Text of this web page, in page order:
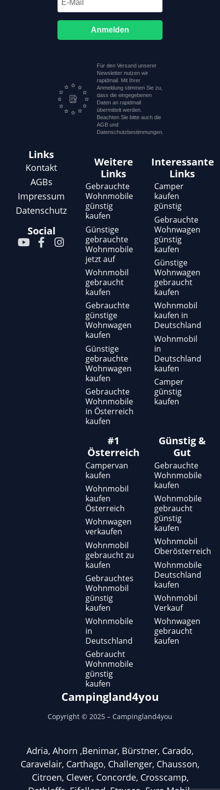
Anmelden
Für den Versand unserer
Newsletter nutzen wir
rapidmail. Mit Ihrer
Anmeldung stimmen Sie zu,
dass die eingegebenen
Daten an rapidmail
übermittelt werden.
Beachten Sie bitte auch die
AGB und
Datenschutzbestimmungen.
Links
Kontakt
AGBs
Impressum
Datenschutz
Social
Y F
a
I
Weitere
Links
Gebrauchte
Wohnmobile
günstig
kaufen
Günstige
gebrauchte
Wohnmobile
jetzt auf
Wohnmobil
gebraucht
kaufen
Gebrauchte
günstige
Wohnwagen
kaufen
Günstige
gebrauchte
Wohnwagen
kaufen
Gebrauchte
Wohnmobile
in Österreich
kaufen
Interessante
Links
Camper
kaufen
günstig
Gebrauchte
Wohnwagen
günstig
kaufen
Günstige
Wohnwagen
gebraucht
kaufen
Wohnmobil
kaufen in
Deutschland
Wohnmobil
in
Deutschland
kaufen
Camper
günstig
kaufen
#1
Österreich
Campervan
kaufen
Wohnmobil
kaufen
Österreich
Wohnwagen
verkaufen
Wohnmobil
gebraucht zu
kaufen
Gebrauchtes
Wohnmobil
günstig
kaufen
Wohnmobile
in
Deutschland
Gebraucht
Wohnmobile
günstig
kaufen
Günstig &
Gut
Gebrauchte
Wohnmobile
kaufen
Wohnmobile
gebraucht
günstig
kaufen
Wohnmobil
Oberösterreich
Wohnmobile
Deutschland
kaufen
Wohnmobil
Verkauf
Wohnwagen
gebraucht
kaufen
Campingland4you
Copyright © 2025 – Campingland4you
Adria, Ahorn ,Benimar, Bürstner, Carado,
Caravelair, Carthago, Challenger, Chausson,
Citroen, Clever, Concorde, Crosscamp,